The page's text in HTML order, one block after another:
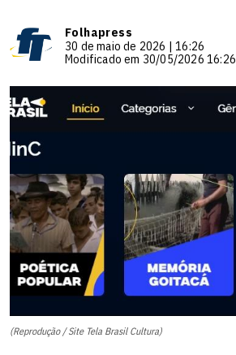
Folhapress
30 de maio de 2026 | 16:26
Modificado em 30/05/2026 16:26
(Reprodução / Site Tela Brasil Cultura)